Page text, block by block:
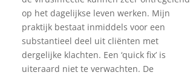
op het dagelijkse leven werken. Mijn
praktijk bestaat inmiddels voor een
substantieel deel uit cliënten met
dergelijke klachten. Een ‘quick fix’ is
uiteraard niet te verwachten. De